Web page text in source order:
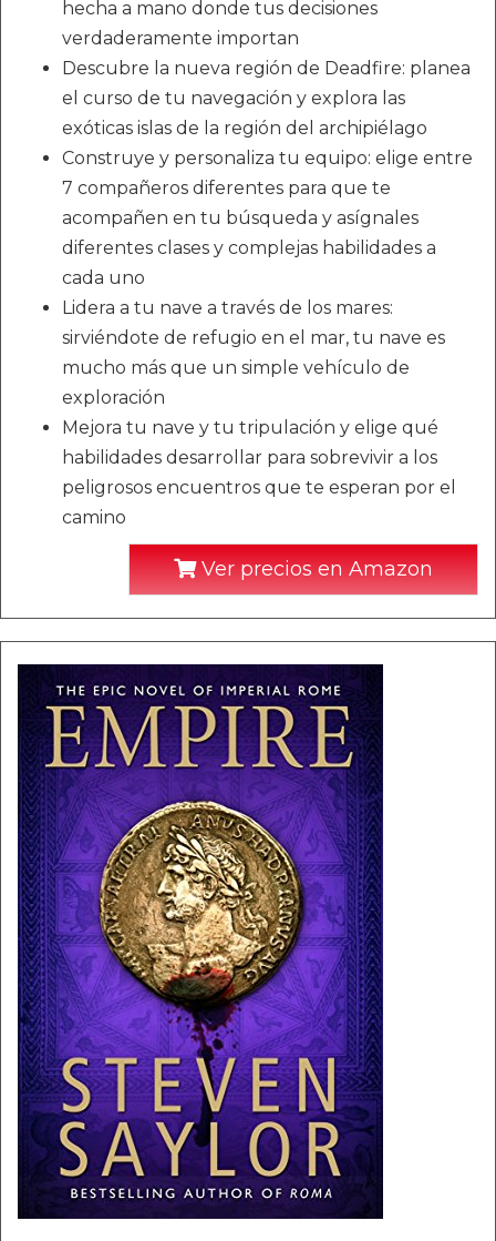
hecha a mano donde tus decisiones
verdaderamente importan
Descubre la nueva región de Deadfire: planea
el curso de tu navegación y explora las
exóticas islas de la región del archipiélago
Construye y personaliza tu equipo: elige entre
7 compañeros diferentes para que te
acompañen en tu búsqueda y asígnales
diferentes clases y complejas habilidades a
cada uno
Lidera a tu nave a través de los mares:
sirviéndote de refugio en el mar, tu nave es
mucho más que un simple vehículo de
exploración
Mejora tu nave y tu tripulación y elige qué
habilidades desarrollar para sobrevivir a los
peligrosos encuentros que te esperan por el
camino
Ver precios en Amazon